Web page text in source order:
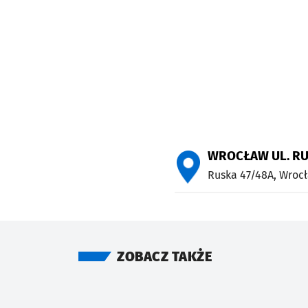
WROCŁAW UL.
Ruska 47/48A,
ZOBACZ TAKŻE